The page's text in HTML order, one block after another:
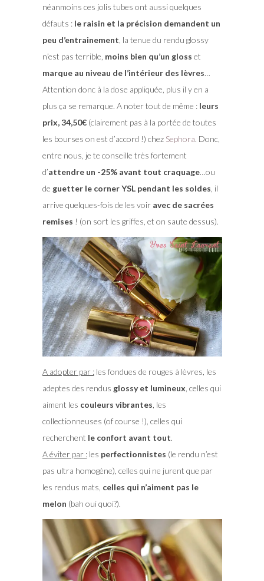
néanmoins ces jolis tubes ont aussi quelques
défauts : le raisin et la précision demandent un
peu d’entrainement , la tenue du rendu glossy
n’est pas terrible, moins bien qu’un gloss et
marque au niveau de l’intérieur des lèvres…
Attention donc à la dose appliquée, plus il y en a
plus ça se remarque. A noter tout de même : leurs
prix, 34,50€(clairement pas à la portée de toutes
les bourses on est d’accord !) chez Sephora. Donc,
entre nous, je te conseille très fortement
d’attendre un -25% avant tout craquage…ou
de guetter le corner YSL pendant les soldes , il
arrive quelques-fois de les voir avec de sacrées
remises ! (on sort les griffes, et on saute dessus).
A adopter par :les fondues de rouges à lèvres, les
adeptes des rendus glossy et lumineux , celles qui
aiment les couleurs vibrantes , les
collectionneuses (of course !), celles qui
recherchent le confort avant tout.
A éviter par :les perfectionnistes (le rendu n’est
pas ultra homogène), celles qui ne jurent que par
les rendus mats, celles qui n’aiment pas le
melon (bah oui quoi?).